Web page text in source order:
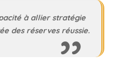
à allier stratégie
des réserves réussie.